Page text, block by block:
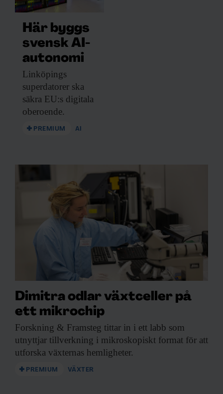
Här byggs
svensk AI-
autonomi
Linköpings
superdatorer ska
säkra EU:s digitala
oberoende.
PREMIUM AI
Dimitra odlar växtceller på
ett mikrochip
Forskning & Framsteg tittar in i ett labb som
utnyttjar tillverkning i mikroskopiskt format för att
utforska växternas hemligheter.
PREMIUM VÄXTER